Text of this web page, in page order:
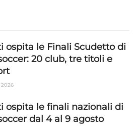
ospita le Finali Scudetto di
20 club, tre titoli e
2026
ospita le finali nazionali di
dal 4 al 9 agosto